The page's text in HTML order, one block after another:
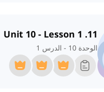
11. Unit 10 - Lesson 1
الوحدة 10 - الدرس 1